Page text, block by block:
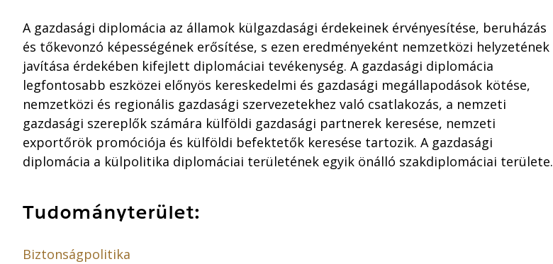
A gazdasági diplomácia az államok külgazdasági érdekeinek érvényesítése, beruházás
és tőkevonzó képességének erősítése, s ezen eredményeként nemzetközi helyzetének
javítása érdekében kifejlett diplomáciai tevékenység. A gazdasági diplomácia
legfontosabb eszközei előnyös kereskedelmi és gazdasági megállapodások kötése,
nemzetközi és regionális gazdasági szervezetekhez való csatlakozás, a nemzeti
gazdasági szereplők számára külföldi gazdasági partnerek keresése, nemzeti
exportőrök promóciója és külföldi befektetők keresése tartozik. A gazdasági
diplomácia a külpolitika diplomáciai területének egyik önálló szakdiplomáciai területe.
Tudományterület:
Biztonságpolitika